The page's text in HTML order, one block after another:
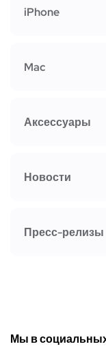
iPhone
Mac
Аксессуары
Новости
Пресс-релизы
Мы в